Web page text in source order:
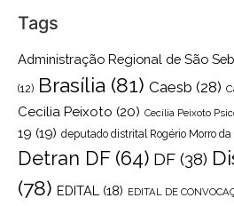
Tags
Administração Regional de São
(12) Brasília (81) Caesb (28)
Cecilia Peixoto (20) Cecília Peixoto
19 (19) deputado distrital Rogério Morro da
Detran DF(64) DF (38)
(78) EDITAL (18) EDITAL DE